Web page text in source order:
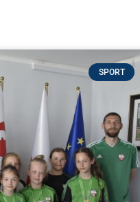
SPORT